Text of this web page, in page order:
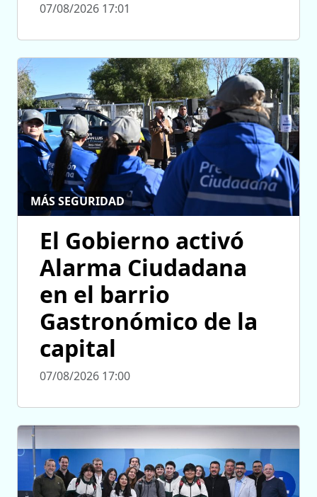
07/08/2026 17:01
MÁS SEGURIDAD
El Gobierno activó
Alarma Ciudadana
en el barrio
Gastronómico de la
capital
07/08/2026 17:00